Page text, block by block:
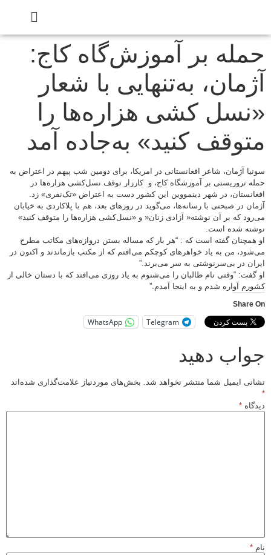
حمله بر آموزش‌گاه کاج:
آژمان، به‌تنهایی با شعار
«نسل کشی هزاره‌ها را
متوقف کنید» به‌جاده آمد
سونیا آژمان، شاعر افغانستانی در امریکا، برای دومین شب پیهم در اعتراض به
حمله تروریستی بر آموزشگاه کاج، و کارزار توقف نسل‌کشی هزاره‌ها در
افغانستان، در شهر دینمووین این کشور دست به اعتراض «تک‌نفری» زد.
آژمان در صبحتی با رسانه‌ها، می‌گوید در روزهای بعد، هم با پلاکاردی به خیابان
می‌رود که بر آن نوشته« آزادی زنان« و «نسل‌کشی هزاره‌ها را متوقف کنید»
نوشته شده است.
او همچنان گفته است که : “هر بار که مساله بستن دروازه‌های مکاتب مطرح
می‌شود، من به یاد خواهرهای کوچکم می‌افتم که از مکتب بازماندند و اکنون در
ایران در بی‌سرنوشتی به سر می‌برند.”
او گفت: “وقتی نام طالبان را می‌شنوم به یاد روزی می‌افتد که با دستان خالی از
کشورم آواره شدم و به اینجا آمدم.”
Share On
Telegram
WhatsApp
جواب دهید
نشانی ایمیل شما منتشر نخواهد شد. بخش‌های موردنیاز علامت‌گذاری شده‌اند
دیدگاه*
نام*